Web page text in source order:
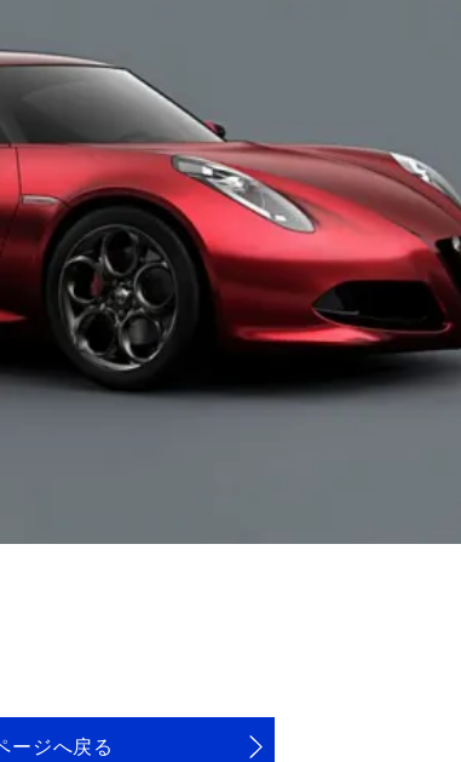
ージへ戻る